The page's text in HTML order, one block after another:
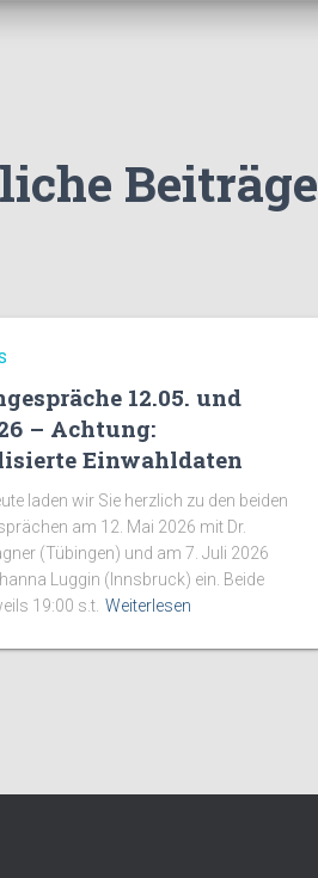
Beiträge
12.05. und
– Achtung:
Einwahldaten
laden wir Sie herzlich zu den beiden
am 12. Mai 2026 mit Dr.
(Tübingen) und am 7. Juli 2026
Luggin (Innsbruck) ein. Beide
19:00 s.t. Weiterlesen